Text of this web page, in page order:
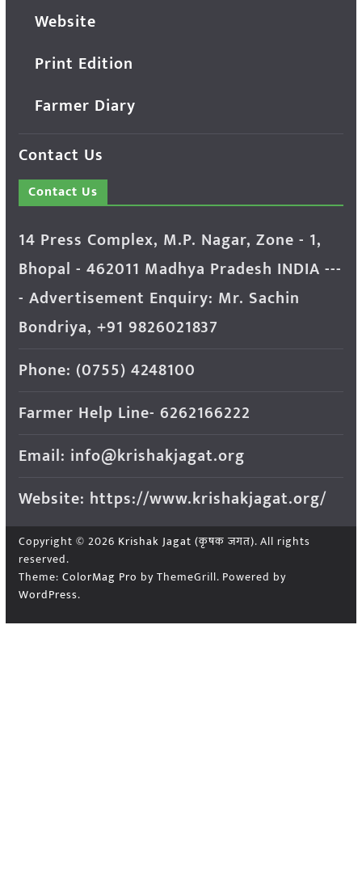
Website
Print Edition
Farmer Diary
Contact Us
Contact Us
14 Press Complex, M.P. Nagar, Zone - 1,
Bhopal - 462011 Madhya Pradesh INDIA ---
- Advertisement Enquiry: Mr. Sachin
Bondriya, +91 9826021837
Phone: (0755) 4248100
Farmer Help Line- 6262166222
Email: info@krishakjagat.org
Website: https://www.krishakjagat.org/
Copyright © 2026 Krishak Jagat (कृषक जगत). All rights
reserved.
Theme: ColorMag Pro by ThemeGrill. Powered by
WordPress.